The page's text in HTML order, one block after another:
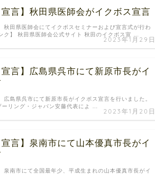
宣言】秋田県医師会がイクボス宣言
2023年1月29日
秋田県医師会にてイクボスセミナーおよび宣言式が行わ
ク】 秋田県医師会公式サイト 秋田のイクボス宣 …
宣言】広島県呉市にて新原市長がイ
2023年1月20日
広島県呉市にて新原市長がイクボス宣言を行いました。
ーリング・ジャパン安藤代表によ …
宣言】泉南市にて山本優真市長がイ
泉南市にて全国最年少、平成生まれの山本優真市長がイ